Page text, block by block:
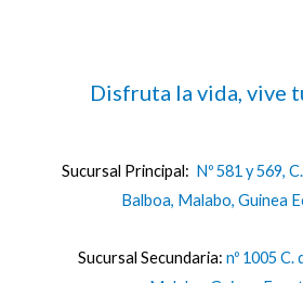
Disfruta la vida, vive
Sucursal Principal: Nº 581 y 569,
Balboa, Malabo, Guinea
Sucursal Secundaria: nº 1005 C.